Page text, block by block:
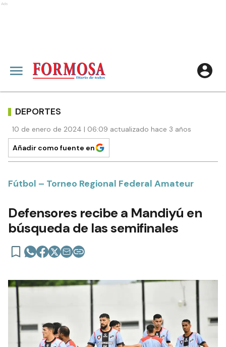
Ads
DEPORTES
10 de enero de 2024 | 06:09 actualizado hace 3 años
Añadir como fuente en
Fútbol – Torneo Regional Federal Amateur
Defensores recibe a Mandiyú en
búsqueda de las semifinales